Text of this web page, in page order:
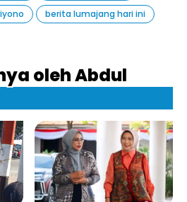
berita lumajang hari ini
oleh Abdul